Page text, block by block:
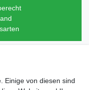
Einige von diesen sind